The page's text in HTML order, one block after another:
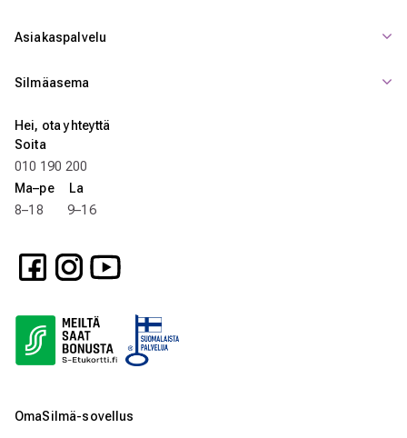
Asiakaspalvelu
Silmäasema
Hei, ota yhteyttä
Soita
010 190 200
Ma–pe La
8–18 9–16
OmaSilmä-sovellus